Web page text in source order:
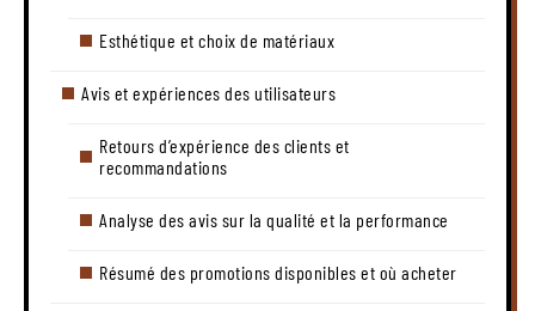
Esthétique et choix de matériaux
Avis et expériences des utilisateurs
Retours d’expérience des clients et
recommandations
Analyse des avis sur la qualité et la performance
Résumé des promotions disponibles et où acheter